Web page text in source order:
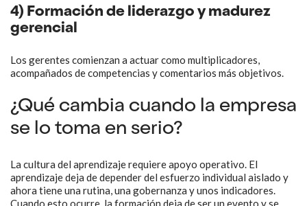
4) Formación de liderazgo y madurez
gerencial
Los gerentes comienzan a actuar como multiplicadores,
acompañados de competencias y comentarios más objetivos.
¿Qué cambia cuando la empresa
se lo toma en serio?
La cultura del aprendizaje requiere apoyo operativo. El
aprendizaje deja de depender del esfuerzo individual aislado y
ahora tiene una rutina, una gobernanza y unos indicadores.
Cuando esto ocurre, la formación deja de ser un evento y se